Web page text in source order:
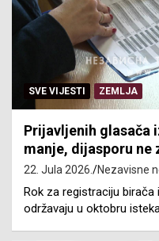
SVE VIJESTI ZEMLJA
Prijavljenih glasača
manje, dijasporu ne
22. Jula 2026. Nezavisne
Rok za registraciju
održavaju u oktobru